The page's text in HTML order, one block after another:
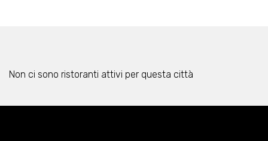
Non ci sono ristoranti attivi per questa città